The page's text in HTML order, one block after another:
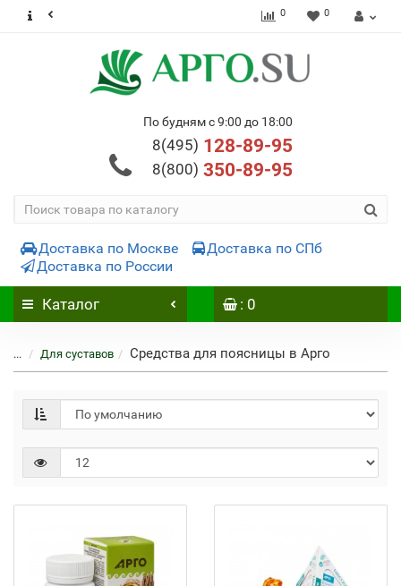
0 0
По будням с 9:00 до 18:00
8(495) 128-89-95
8(800) 350-89-95
Доставка по Москве
Доставка по СПб
Доставка по России
Каталог : 0
... Для суставов Средства для поясницы в Арго